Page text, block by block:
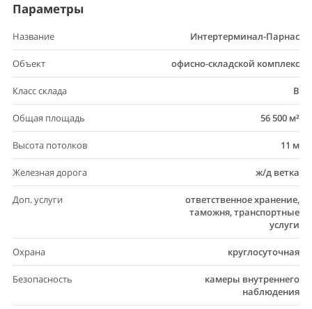
Параметры
Название Интертерминал-Парнас
Объект офисно-складской комплекс
Класс склада B
Общая площадь 56 500 м²
Высота потолков 11 м
Железная дорога ж/д ветка
Доп. услуги
ответственное хранение,
таможня, транспортные
услуги
Охрана круглосуточная
Безопасность
камеры внутреннего
наблюдения